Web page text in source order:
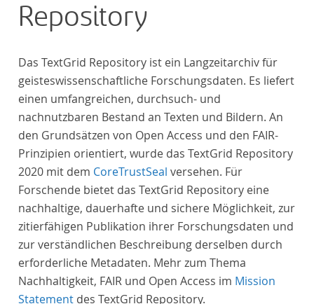
Repository
Das TextGrid Repository ist ein Langzeitarchiv für
geisteswissenschaftliche Forschungsdaten. Es liefert
einen umfangreichen, durchsuch- und
nachnutzbaren Bestand an Texten und Bildern. An
den Grundsätzen von Open Access und den FAIR-
Prinzipien orientiert, wurde das TextGrid Repository
2020 mit dem CoreTrustSeal versehen. Für
Forschende bietet das TextGrid Repository eine
nachhaltige, dauerhafte und sichere Möglichkeit, zur
zitierfähigen Publikation ihrer Forschungsdaten und
zur verständlichen Beschreibung derselben durch
erforderliche Metadaten. Mehr zum Thema
Nachhaltigkeit, FAIR und Open Access im Mission
Statement des TextGrid Repository.